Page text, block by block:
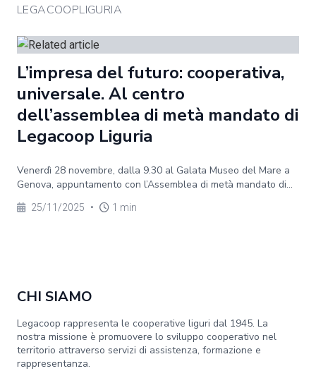
LEGACOOPLIGURIA
L’impresa del futuro: cooperativa,
universale. Al centro
dell’assemblea di metà mandato di
Legacoop Liguria
Venerdì 28 novembre, dalla 9.30 al Galata Museo del Mare a
Genova, appuntamento con l’Assemblea di metà mandato di...
25/11/2025 • 1 min
CHI SIAMO
Legacoop rappresenta le cooperative liguri dal 1945. La
nostra missione è promuovere lo sviluppo cooperativo nel
territorio attraverso servizi di assistenza, formazione e
rappresentanza.